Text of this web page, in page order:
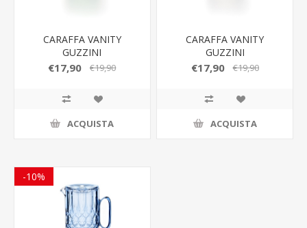
CARAFFA VANITY
GUZZINI
€17,90 €19,90
ACQUISTA
CARAFFA VANITY
GUZZINI
€17,90 €19,90
ACQUISTA
-10%